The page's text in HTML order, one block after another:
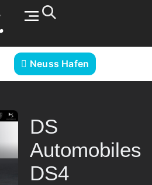
Neuss Hafen
DS
Automobiles
DS4